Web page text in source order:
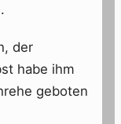
der
habe ihm
geboten